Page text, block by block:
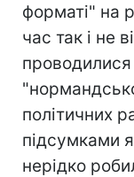
форматі" на
час так і не
політичних
підсумками
нерідко